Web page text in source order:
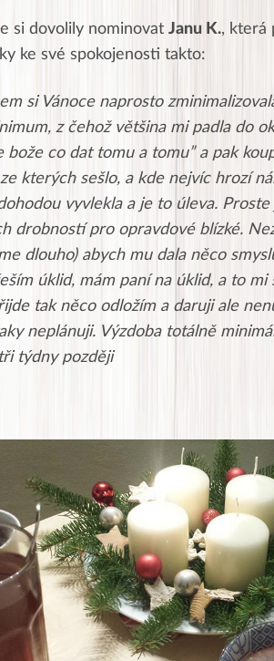
si dovolily nominovat Janu K., která
ke své spokojenosti takto:
si Vánoce naprosto
z čehož většina mi padla do
bože co dat tomu a tomu” a pak
kterých sešlo, a kde nejvíc hrozí
vyvlekla a je to úleva.
drobností pro opravdové blízké.
dlouho) abych mu dala něco
úklid, mám paní na úklid, a to
tak něco odložím a daruji ale
neplánuji. Výzdoba totálně
týdny později